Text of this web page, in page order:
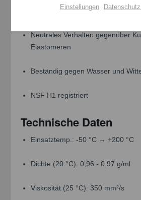
Pflegen und Imprägnieren
Neutrales Verhalten gegenüber
Elastomeren
Beständig gegen Wasser und
NSF H1 registriert
Technische Daten
Einsatztemp.: -50 °C → +200 °C
Dichte (20 °C): 0,96 - 0,97 g/ml
Viskosität (25 °C): 350 mm²/s
Einstellungen